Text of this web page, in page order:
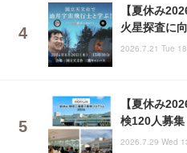
【夏休み
火星探査に
2026.7.21 Tue
【夏休み
検120人募集
2026.7.29 Wed